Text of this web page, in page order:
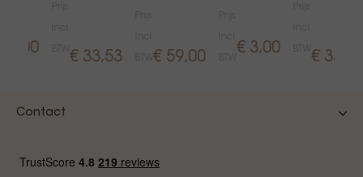
3,00
€ 33,53 BTW€ 59,00
€ 3,00
€
Contact